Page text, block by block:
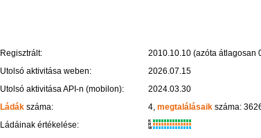
Regisztrált:
2010.10.10 (azóta átlagosan
Utolsó aktivitása weben:
2026.07.15
Utolsó aktivitása API-n (mobilon):
2024.03.30
Ládák száma: 4, megtalálásaikszáma:
Ládáinak értékelése:
K
R
W